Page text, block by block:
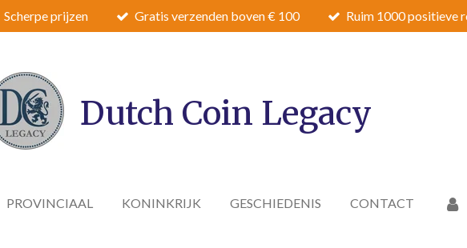
Scherpe prijzen Gratis verzenden boven € 100 Ruim 1000 positieve
Dutch Coin Legacy
PROVINCIAAL KONINKRIJK GESCHIEDENIS CONTACT